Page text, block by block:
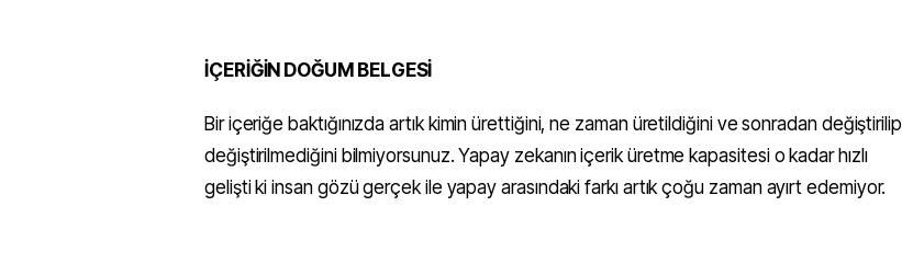
İÇERİĞİN DOĞUM BELGESİ
Bir içeriğe baktığınızda artık kimin ürettiğini, ne zaman üretildiğini ve sonradan değiştirilip
değiştirilmediğini bilmiyorsunuz. Yapay zekanın içerik üretme kapasitesi o kadar hızlı
gelişti ki insan gözü gerçek ile yapay arasındaki farkı artık çoğu zaman ayırt edemiyor.